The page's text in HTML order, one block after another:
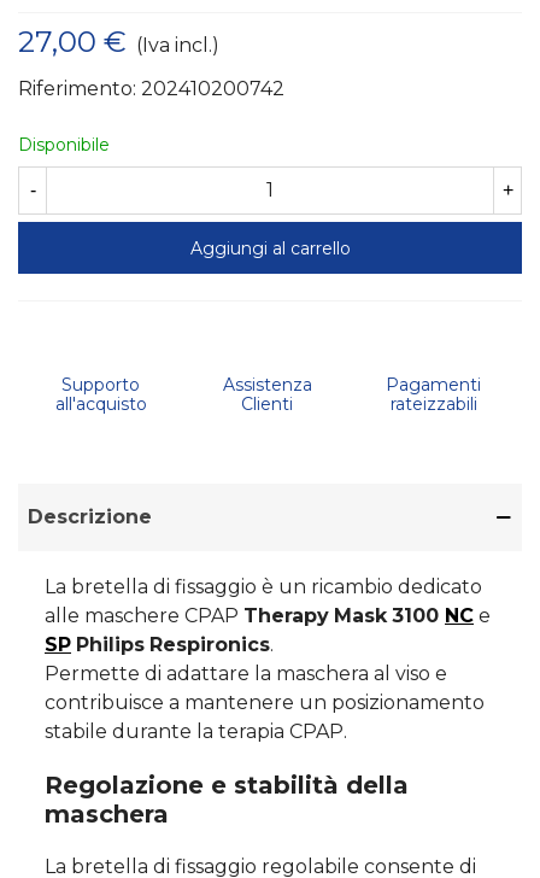
27,00 € (Iva incl.)
Riferimento: 202410200742
Disponibile
- +
Aggiungi al carrello
Supporto
all'acquisto
Assistenza
Clienti
Pagamenti
rateizzabili
Descrizione
La bretella di fissaggio è un ricambio dedicato
alle maschere CPAP Therapy Mask 3100 NC e
SP Philips Respironics.
Permette di adattare la maschera al viso e
contribuisce a mantenere un posizionamento
stabile durante la terapia CPAP.
Regolazione e stabilità della
maschera
La bretella di fissaggio regolabile consente di